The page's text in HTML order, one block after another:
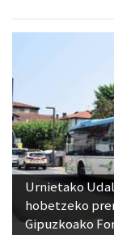
Urnietako
hobetzeko
Gipuzkoako